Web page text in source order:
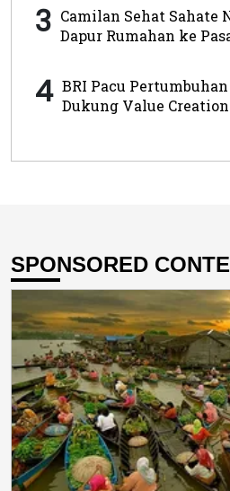
3 Camilan Sehat Sahate
Dapur Rumahan ke
4 BRI Pacu
Dukung Value Creation
SPONSORED